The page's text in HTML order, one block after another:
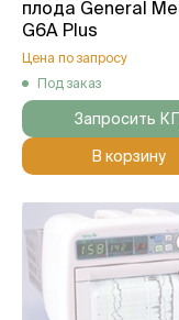
плода General
G6A Plus
Цена по запросу
Под заказ
Запросить КП
В корзину